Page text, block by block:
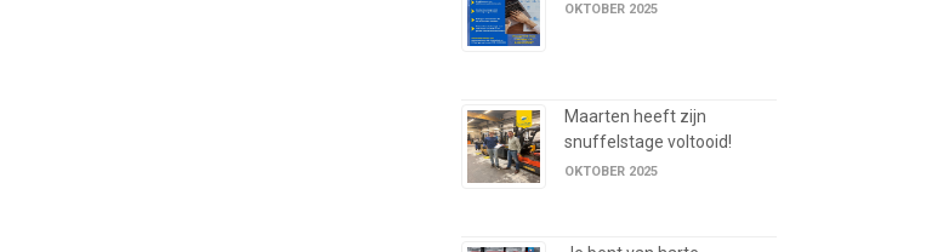
OKTOBER 2025
Maarten heeft zijn
snuffelstage voltooid!
OKTOBER 2025